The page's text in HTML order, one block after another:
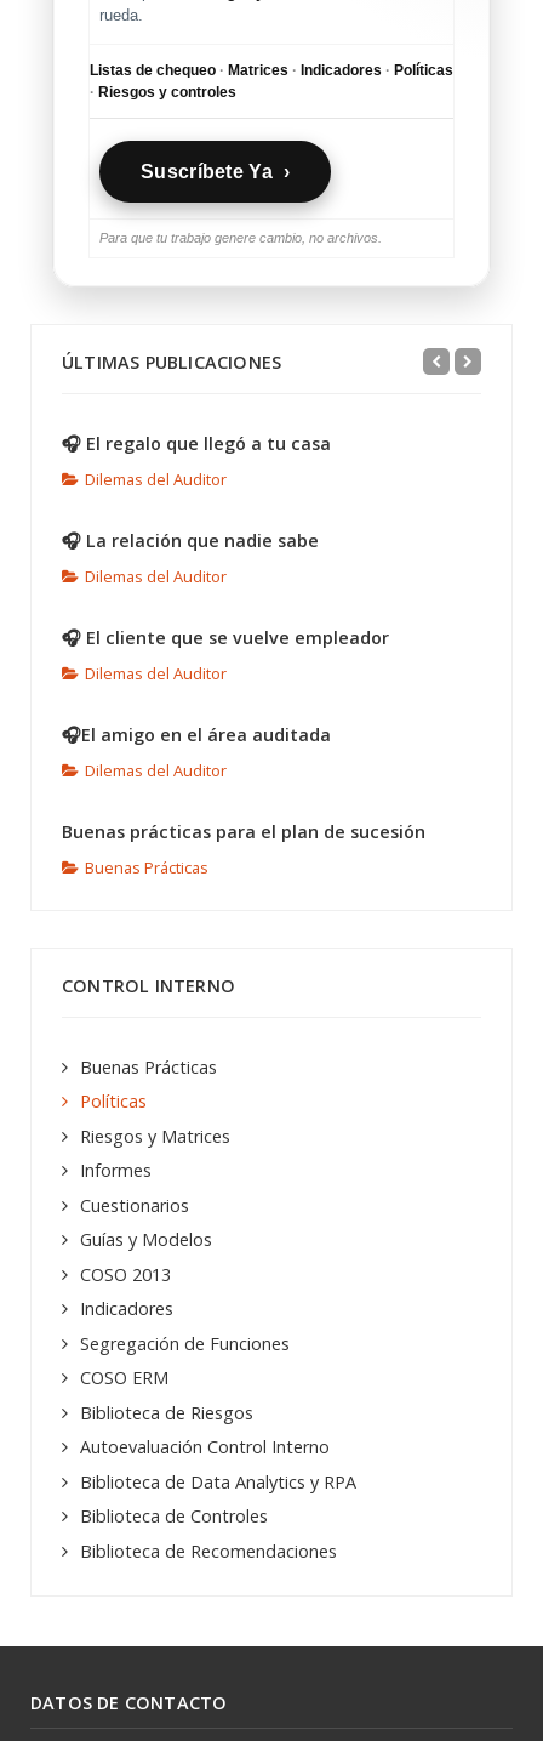
rueda.
Listas de chequeo · Matrices · Indicadores · Políticas
· Riesgos y controles
Suscríbete Ya ›
Para que tu trabajo genere cambio, no archivos.
ÚLTIMAS PUBLICACIONES
🎧 El regalo que llegó a tu casa
Dilemas del Auditor
🎧 La relación que nadie sabe
Dilemas del Auditor
🎧 El cliente que se vuelve empleador
Dilemas del Auditor
🎧El amigo en el área auditada
Dilemas del Auditor
Buenas prácticas para el plan de sucesión
Buenas Prácticas
CONTROL INTERNO
Buenas Prácticas
Políticas
Riesgos y Matrices
Informes
Cuestionarios
Guías y Modelos
COSO 2013
Indicadores
Segregación de Funciones
COSO ERM
Biblioteca de Riesgos
Autoevaluación Control Interno
Biblioteca de Data Analytics y RPA
Biblioteca de Controles
Biblioteca de Recomendaciones
DATOS DE CONTACTO